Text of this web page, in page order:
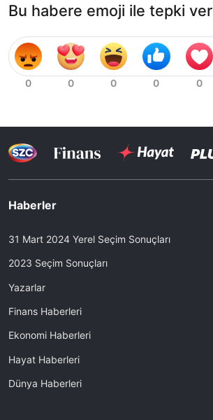
Bu habere emoji ile tepki ver
Haberler
31 Mart 2024 Yerel Seçim Sonuçları
2023 Seçim Sonuçları
Yazarlar
Finans Haberleri
Ekonomi Haberleri
Hayat Haberleri
Dünya Haberleri